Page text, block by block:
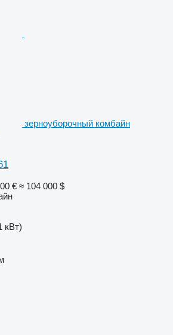
зерноуборочный комбайн
€ ≈ 104 000 $
кВт)